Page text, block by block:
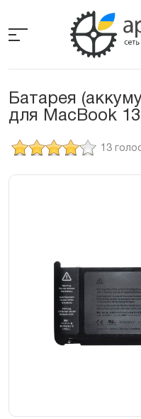
the
Батарея
для MacBook
13